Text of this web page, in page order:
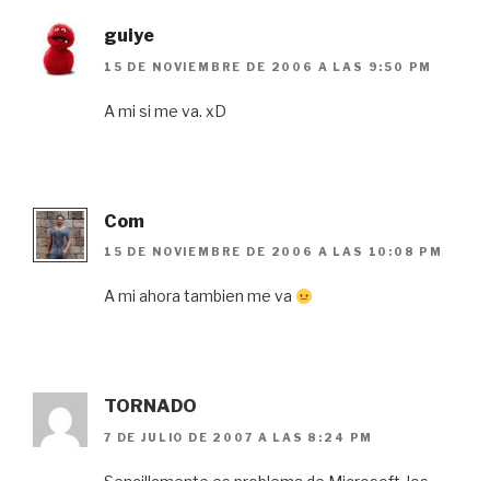
guiye
15 DE NOVIEMBRE DE 2006 A LAS 9:50 PM
A mi si me va. xD
Com
15 DE NOVIEMBRE DE 2006 A LAS 10:08 PM
A mi ahora tambien me va
TORNADO
7 DE JULIO DE 2007 A LAS 8:24 PM